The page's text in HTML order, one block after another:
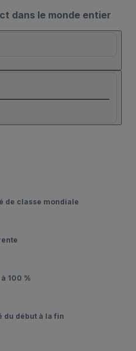
dans le monde entier
de classe mondiale
100 %
du début à la fin